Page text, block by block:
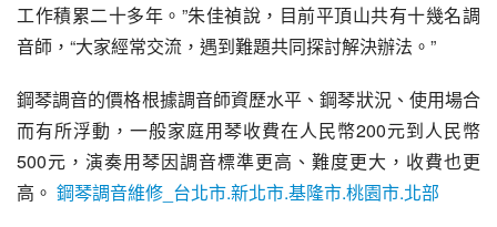
工作積累二十多年。”朱佳禎說，目前平頂山共有十幾名調
音師，“大家經常交流，遇到難題共同探討解決辦法。”
鋼琴調音的價格根據調音師資歷水平、鋼琴狀況、使用場合
而有所浮動，一般家庭用琴收費在人民幣200元到人民幣
500元，演奏用琴因調音標準更高、難度更大，收費也更
高。 鋼琴調音維修_台北市.新北市.基隆市.桃園市.北部